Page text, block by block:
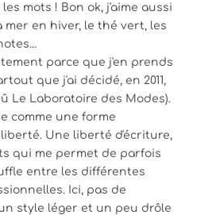
mots ! Bon ok, j'aime aussi
mer en hiver, le thé vert, les
parce que j'en prends
que j'ai décidé, en 2011,
Le Laboratoire des Modes).
comme une forme
Une liberté d'écriture,
qui me permet de parfois
entre les différentes
Ici, pas de
style léger et un peu drôle